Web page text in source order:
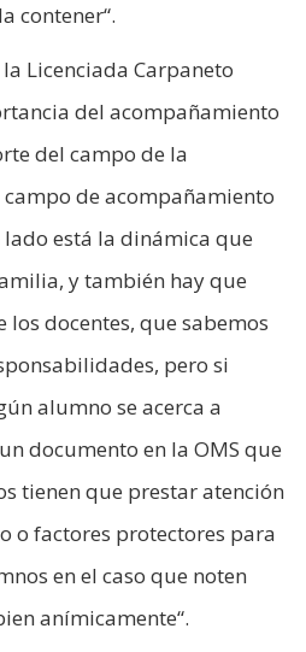
contener“.
Licenciada Carpaneto
del acompañamiento
del campo de la
de acompañamiento
está la dinámica que
y también hay que
docentes, que sabemos
pero si
alumno se acerca a
documento en la OMS que
tienen que prestar atención
o factores protectores para
en el caso que noten
anímicamente“.